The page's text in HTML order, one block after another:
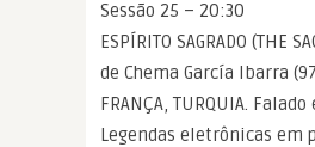
Sessão 25 – 20:30
ESPÍRITO SAGRADO (THE
de Chema García Ibarra
FRANÇA, TURQUIA.
Legendas eletrônicas em